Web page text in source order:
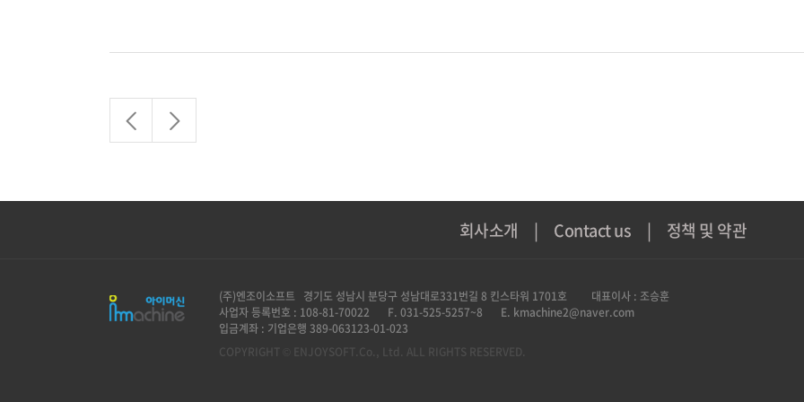
회사소개 | Contact us | 정책 및 약관
(주)엔조이소프트 경기도 성남시 분당구 성남대로331번길 8 킨스타워 1701호
대표이사 : 조승훈
사업자 등록번호 : 108-81-70022
F. 031-525-5257~8
E. kmachine2@naver.com
입금계좌 : 기업은행 389-063123-01-023
COPYRIGHT © ENJOYSOFT.Co., Ltd. ALL RIGHTS RESERVED.